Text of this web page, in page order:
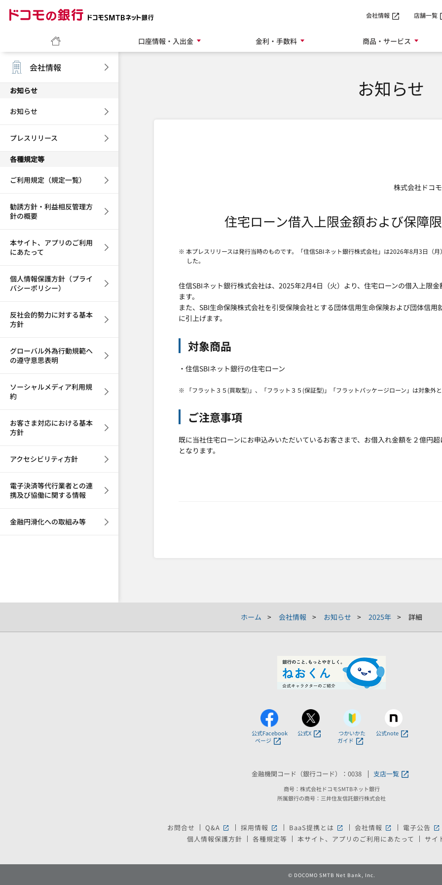
口座情報・入出金 金利・手数料 商品・サービス
会社情報 店舗一覧
お知らせ
株式会社ドコ
住宅ローン借入上限金額および保障
※ 本プレスリリースは発行当時のものです。「住信SBIネット銀行株式会社」は2026年8月3日（
した。
住信SBIネット銀行株式会社は、2025年2月4日（火）より、住宅ローンの借入上限
ます。
また、SBI生命保険株式会社を引受保険会社とする団体信用生命保険および団体信
に引上げます。
対象商品
・住信SBIネット銀行の住宅ローン
※ 「フラット３５(買取型)」、「フラット３５(保証型)」「フラットパッケージローン」は対象外
ご注意事項
既に当社住宅ローンにお申込みいただいているお客さまで、お借入れ金額を２億円
となります。
会社情報
お知らせ
お知らせ
プレスリリース
各種規定等
ご利用規定（規定一覧）
勧誘方針・利益相反管理方
針の概要
本サイト、アプリのご利用
にあたって
個人情報保護方針（プライ
バシーポリシー）
反社会的勢力に対する基本
方針
グローバル外為行動規範へ
の遵守意思表明
ソーシャルメディア利用規
約
お客さま対応における基本
方針
アクセシビリティ方針
電子決済等代行業者との連
携及び協働に関する情報
金融円滑化への取組み等
ホーム 会社情報 お知らせ 2025年 詳細
公式Facebook
ページ
公式X
つかいかた
ガイド
公式note
金融機関コード（銀行コード）：0038 支店一覧
商号：株式会社ドコモSMTBネット銀行
所属銀行の商号：三井住友信託銀行株式会社
お問合せ Q&A新しいウィンドウで開きます。
採用情報新しいウィンドウで開きます。
BaaS提携とは 新しいウィンドウで開きます。
会社情報新しいウィンドウ
電子公告新
個人情報保護方針
各種規定等 本サイト、アプリのご利用にあたって サイ
© DOCOMO SMTB Net Bank, Inc.